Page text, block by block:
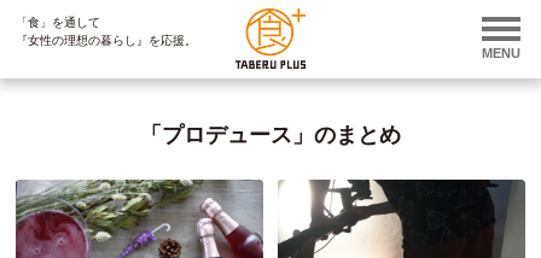
「食」を通して
『女性の理想の暮らし』を応援。
MENU
「プロデュース」のまとめ